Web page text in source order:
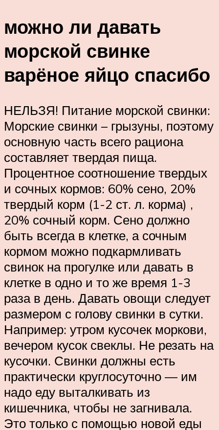
можно ли давать
морской свинке
варёное яйцо спасибо
НЕЛЬЗЯ! Питание морской свинки:
Морские свинки – грызуны, поэтому
основную часть всего рациона
составляет твердая пища.
Процентное соотношение твердых
и сочных кормов: 60% сено, 20%
твердый корм (1-2 ст. л. корма) ,
20% сочный корм. Сено должно
быть всегда в клетке, а сочным
кормом можно подкармливать
свинок на прогулке или давать в
клетке в одно и то же время 1-3
раза в день. Давать овощи следует
размером с голову свинки в сутки.
Например: утром кусочек моркови,
вечером кусок свеклы. Не резать на
кусочки. Свинки должны есть
практически круглосуточно — им
надо еду выталкивать из
кишечника, чтобы не загнивала.
Это только с помощью новой еды